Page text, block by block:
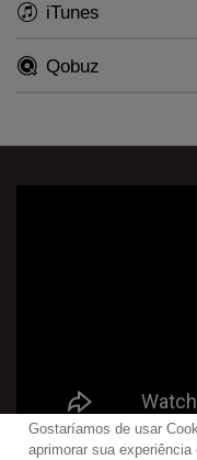
iTunes
Qobuz
Gostaríamos de usar
aprimorar sua